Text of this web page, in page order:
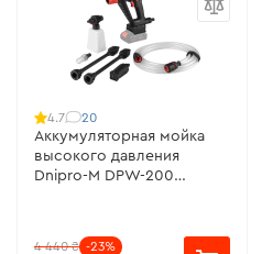
4.7 20
Аккумуляторная мойка
высокого давления
Dnipro-M DPW-200
4 440 ₴ -23%